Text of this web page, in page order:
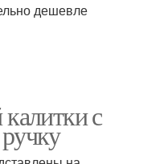
дешевле
с